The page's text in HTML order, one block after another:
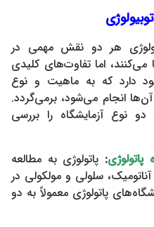
هر دو نقش مهمی در
اما تفاوت‌های کلیدی
دارد که به ماهیت و نوع
انجام می‌شود، برمی‌گردد.
نوع آزمایشگاه را بررسی
پاتولوژی: پاتولوژی به مطالعه
سلولی و مولکولی در
پاتولوژی معمولاً به دو